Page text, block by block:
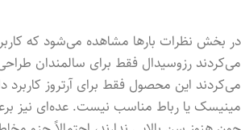
در بخش نظرات بارها مشاهده می‌شود که
می‌کردند رزوسیدال فقط برای سالمندان
می‌کردند این محصول فقط برای آرتروز کاربرد
مینیسک یا رباط مناسب نیست. عده‌ای نیز